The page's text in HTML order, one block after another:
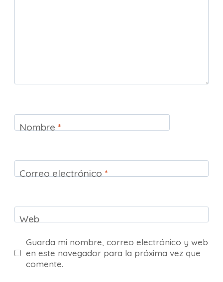
Nombre *
Correo electrónico *
Web
Guarda mi nombre, correo electrónico y web
en este navegador para la próxima vez que
comente.